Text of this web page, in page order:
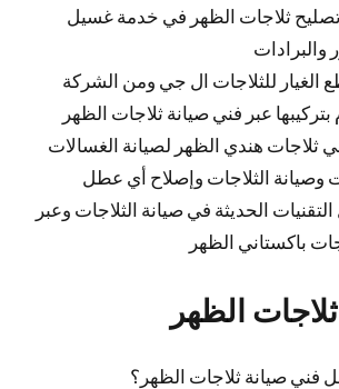
ثلاجات الظهر في خدمة غسيل
والبرادات
الغيار للثلاجات ال جي ومن الشركة
عبر فني صيانة ثلاجات الظهر
ثلاجات هندي الظهر لصيانة الغسالات
وصيانة الثلاجات وإصلاح أي عطل
الحديثة في صيانة الثلاجات وعبر
باكستاني الظهر
الظهر
صيانة ثلاجات الظهر؟